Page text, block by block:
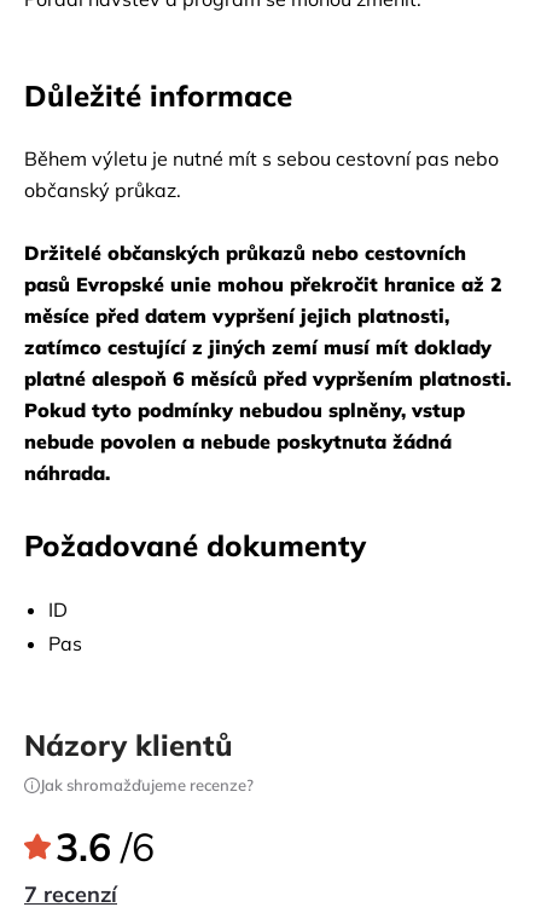
Důležité informace
Během výletu je nutné mít s sebou cestovní pas nebo
občanský průkaz.
Držitelé občanských průkazů nebo cestovních
pasů Evropské unie mohou překročit hranice až 2
měsíce před datem vypršení jejich platnosti,
zatímco cestující z jiných zemí musí mít doklady
platné alespoň 6 měsíců před vypršením platnosti.
Pokud tyto podmínky nebudou splněny, vstup
nebude povolen a nebude poskytnuta žádná
náhrada.
Požadované dokumenty
ID
Pas
Názory klientů
Jak shromažďujeme recenze?
3.6 /6
7 recenzí